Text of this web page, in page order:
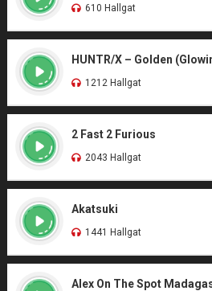
610 Hallgat
HUNTR/X – Golden
1212 Hallgat
2 Fast 2 Furious
2043 Hallgat
Akatsuki
1441 Hallgat
Alex On The Spot